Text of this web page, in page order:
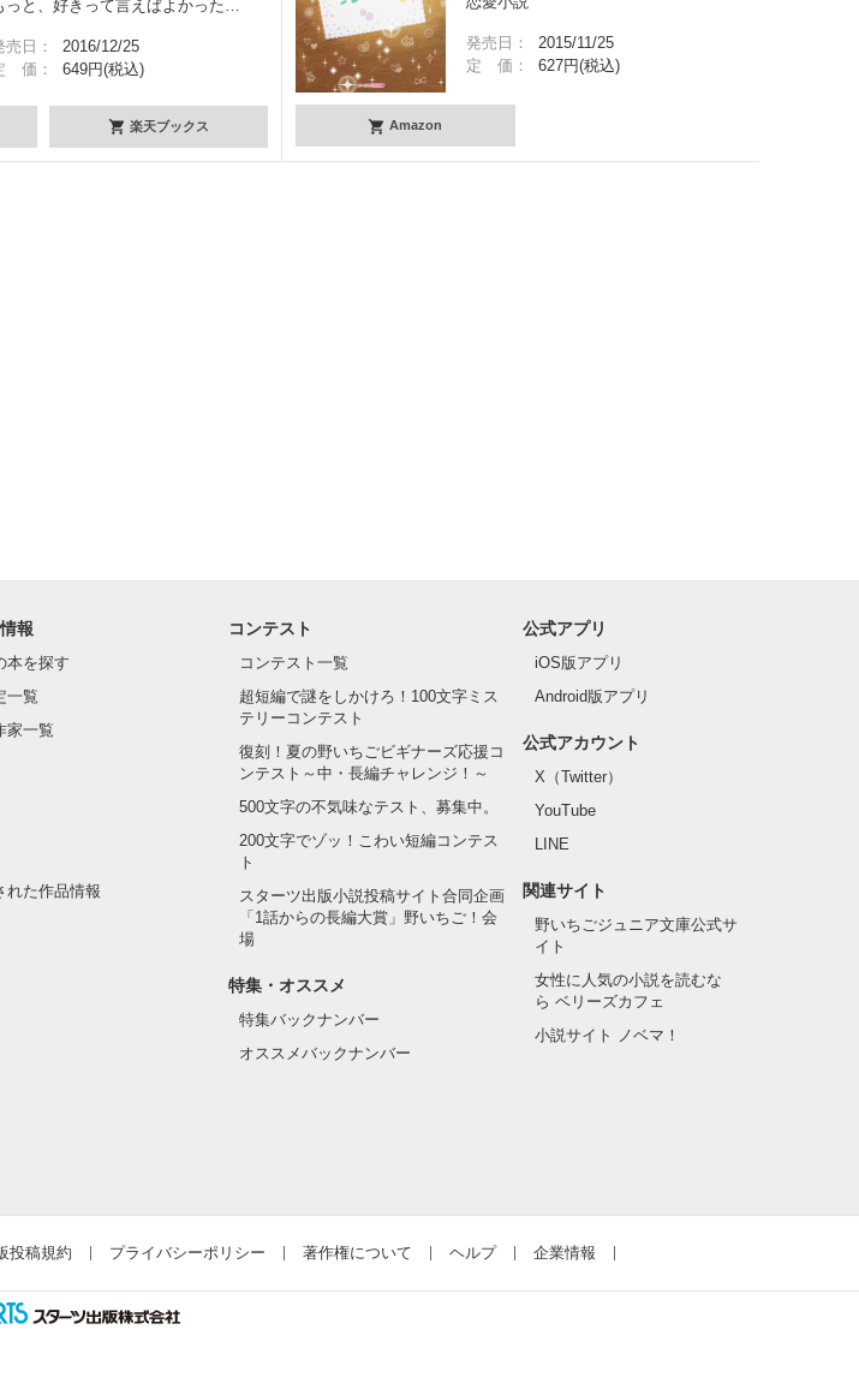
っと、好きって言えばよかった…
売日：
2016/12/25
価：
649円(税込)
楽天ブックス
発売日：
2015/11/25
定 価：
627円(税込)
Amazon
報
本を探す
一覧
家一覧
れた作品情報
コンテスト
コンテスト一覧
超短編で謎をしかけろ！100文字ミス
テリーコンテスト
復刻！夏の野いちごビギナーズ応援コ
ンテスト～中・長編チャレンジ！～
500文字の不気味なテスト、募集中。
200文字でゾッ！こわい短編コンテス
ト
スターツ出版小説投稿サイト合同企画
「1話からの長編大賞」野いちご！会
場
特集・オススメ
特集バックナンバー
オススメバックナンバー
公式アプリ
iOS版アプリ
Android版アプリ
公式アカウント
X（Twitter）
YouTube
LINE
関連サイト
野いちごジュニア文庫公式サ
イト
女性に人気の小説を読むな
ら ベリーズカフェ
小説サイト ノベマ！
投稿規約 プライバシーポリシー 著作権について ヘルプ 企業情報